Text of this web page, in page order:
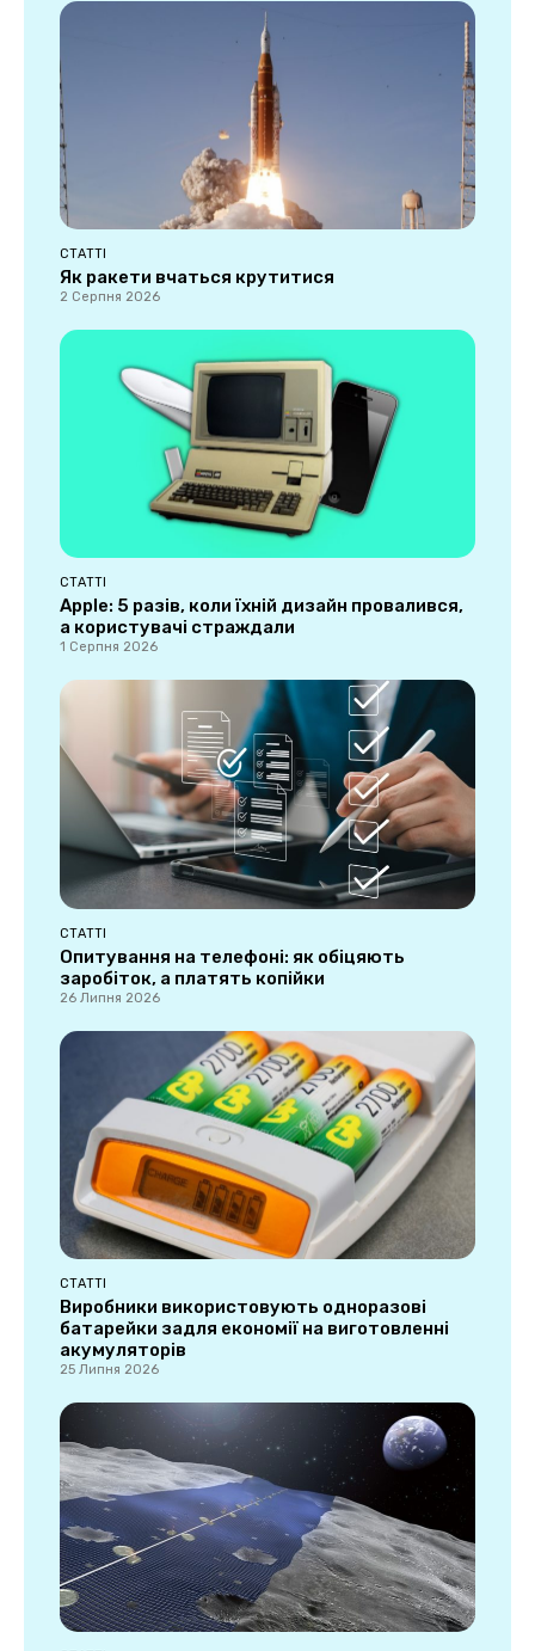
СТАТТІ
Як ракети вчаться крутитися
2 Серпня 2026
СТАТТІ
Apple: 5 разів, коли їхній дизайн провалився,
а користувачі страждали
1 Серпня 2026
СТАТТІ
Опитування на телефоні: як обіцяють
заробіток, а платять копійки
26 Липня 2026
СТАТТІ
Виробники використовують одноразові
батарейки задля економії на виготовленні
акумуляторів
25 Липня 2026